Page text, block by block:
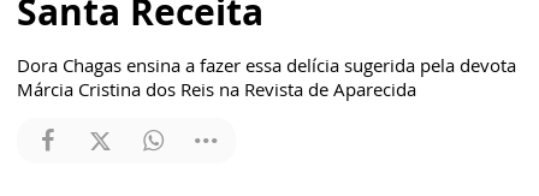
Santa Receita
Dora Chagas ensina a fazer essa delícia sugerida pela devota
Márcia Cristina dos Reis na Revista de Aparecida